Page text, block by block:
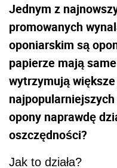
Jednym z
promowanych
oponiarskim są
papierze mają
wytrzymują
opony naprawdę
oszczędności?
Jak to działa?